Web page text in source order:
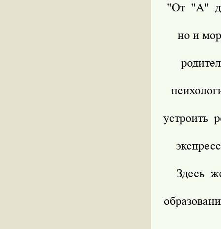
"От "А" до
но и
устроить
Здесь